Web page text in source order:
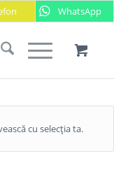
WhatsApp
cu selecția ta.